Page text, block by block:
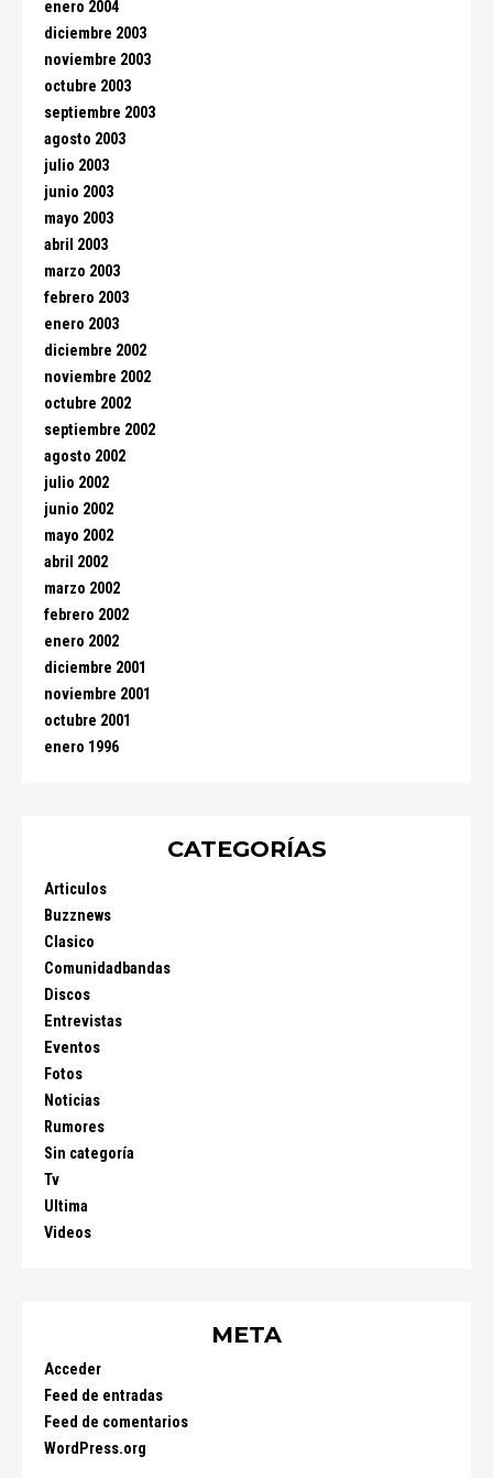
enero 2004
diciembre 2003
noviembre 2003
octubre 2003
septiembre 2003
agosto 2003
julio 2003
junio 2003
mayo 2003
abril 2003
marzo 2003
febrero 2003
enero 2003
diciembre 2002
noviembre 2002
octubre 2002
septiembre 2002
agosto 2002
julio 2002
junio 2002
mayo 2002
abril 2002
marzo 2002
febrero 2002
enero 2002
diciembre 2001
noviembre 2001
octubre 2001
enero 1996
CATEGORÍAS
Articulos
Buzznews
Clasico
Comunidadbandas
Discos
Entrevistas
Eventos
Fotos
Noticias
Rumores
Sin categoría
Tv
Ultima
Videos
META
Acceder
Feed de entradas
Feed de comentarios
WordPress.org